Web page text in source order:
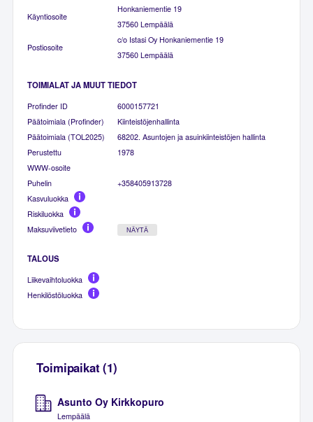
Käyntiosoite
Honkaniementie 19
37560 Lempäälä
Postiosoite
c/o Istasi Oy Honkaniementie 19
37560 Lempäälä
TOIMIALAT JA MUUT TIEDOT
Profinder ID
6000157721
Päätoimiala (Profinder)
Kiinteistöjenhallinta
Päätoimiala (TOL2025)
68202. Asuntojen ja asuinkiinteistöjen hallinta
Perustettu
1978
WWW-osoite
Puhelin
+358405913728
Kasvuluokka
Riskiluokka
Maksuviivetieto
NÄYTÄ
TALOUS
Liikevaihtoluokka
Henkilöstöluokka
Toimipaikat (1)
Asunto Oy Kirkkopuro
Lempäälä